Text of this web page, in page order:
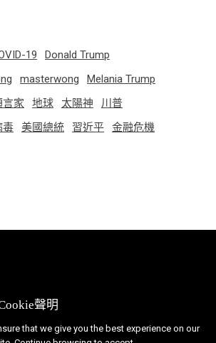
19
Donald Trump
masterwong
Melania Trump
言家
地球 太陽神
川普
毒
美國總統 習近平
金融危機
聲明
that we give you the best experience on our